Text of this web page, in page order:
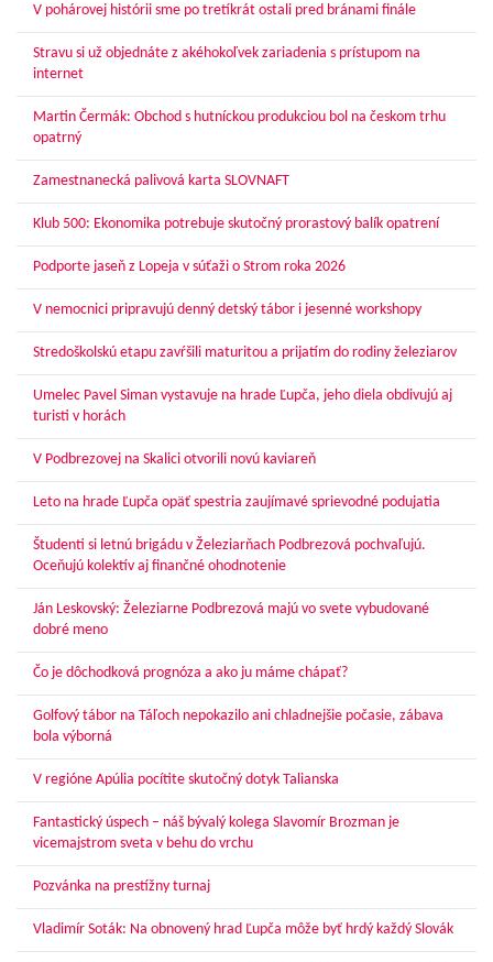
V pohárovej histórii sme po tretíkrát ostali pred bránami finále
Stravu si už objednáte z akéhokoľvek zariadenia s prístupom na
internet
Martin Čermák: Obchod s hutníckou produkciou bol na českom trhu
opatrný
Zamestnanecká palivová karta SLOVNAFT
Klub 500: Ekonomika potrebuje skutočný prorastový balík opatrení
Podporte jaseň z Lopeja v súťaži o Strom roka 2026
V nemocnici pripravujú denný detský tábor i jesenné workshopy
Stredoškolskú etapu zavŕšili maturitou a prijatím do rodiny železiarov
Umelec Pavel Siman vystavuje na hrade Ľupča, jeho diela obdivujú aj
turisti v horách
V Podbrezovej na Skalici otvorili novú kaviareň
Leto na hrade Ľupča opäť spestria zaujímavé sprievodné podujatia
Študenti si letnú brigádu v Železiarňach Podbrezová pochvaľujú.
Oceňujú kolektív aj finančné ohodnotenie
Ján Leskovský: Železiarne Podbrezová majú vo svete vybudované
dobré meno
Čo je dôchodková prognóza a ako ju máme chápať?
Golfový tábor na Táľoch nepokazilo ani chladnejšie počasie, zábava
bola výborná
V regióne Apúlia pocítite skutočný dotyk Talianska
Fantastický úspech – náš bývalý kolega Slavomír Brozman je
vicemajstrom sveta v behu do vrchu
Pozvánka na prestížny turnaj
Vladimír Soták: Na obnovený hrad Ľupča môže byť hrdý každý Slovák